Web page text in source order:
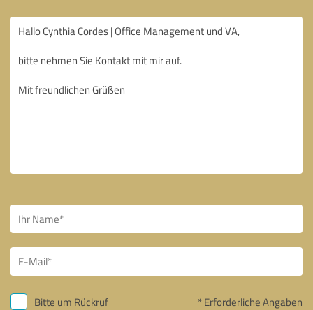
Bitte um Rückruf * Erforderliche Angaben